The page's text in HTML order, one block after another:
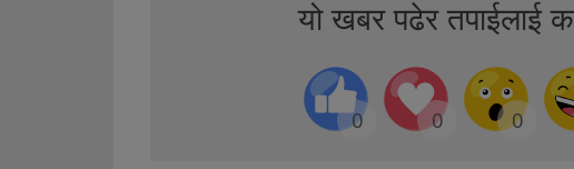
यो खबर पढेर तपाईलाई
0 0 0